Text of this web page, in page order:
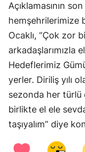
Açıklamasının
hemşehrilerimize
Ocaklı, “Çok zor
arkadaşlarımızla
Hedeflerimiz
yerler. Diriliş yılı
sezonda her türlü
birlikte el ele
taşıyalım” diye